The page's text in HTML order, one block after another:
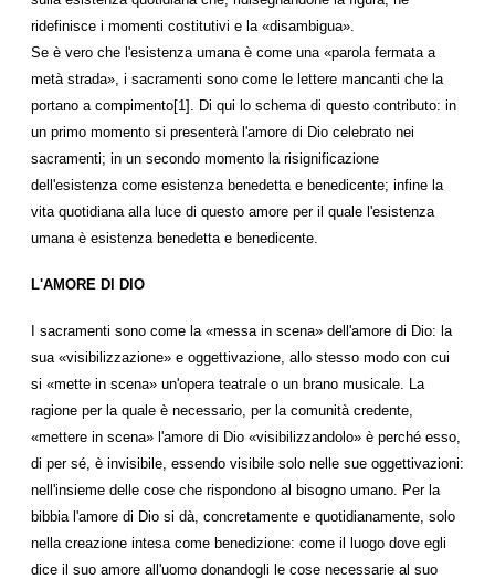
ridefinisce i momenti costitutivi e la «disambigua».
Se è vero che l'esistenza umana è come una «parola fermata a
metà strada», i sacramenti sono come le lettere mancanti che la
portano a compimento[1]. Di qui lo schema di questo contributo: in
un primo momento si presenterà l'amore di Dio celebrato nei
sacramenti; in un secondo momento la risignificazione
dell'esistenza come esistenza benedetta e benedicente; infine la
vita quotidiana alla luce di questo amore per il quale l'esistenza
umana è esistenza benedetta e benedicente.
L'AMORE Dl DIO
I sacramenti sono come la «messa in scena» dell'amore di Dio: la
sua «visibilizzazione» e oggettivazione, allo stesso modo con cui
si «mette in scena» un'opera teatrale o un brano musicale. La
ragione per la quale è necessario, per la comunità credente,
«mettere in scena» l'amore di Dio «visibilizzandolo» è perché esso,
di per sé, è invisibile, essendo visibile solo nelle sue oggettivazioni:
nell'insieme delle cose che rispondono al bisogno umano. Per la
bibbia l'amore di Dio si dà, concretamente e quotidianamente, solo
nella creazione intesa come benedizione: come il luogo dove egli
dice il suo amore all'uomo donandogli le cose necessarie al suo